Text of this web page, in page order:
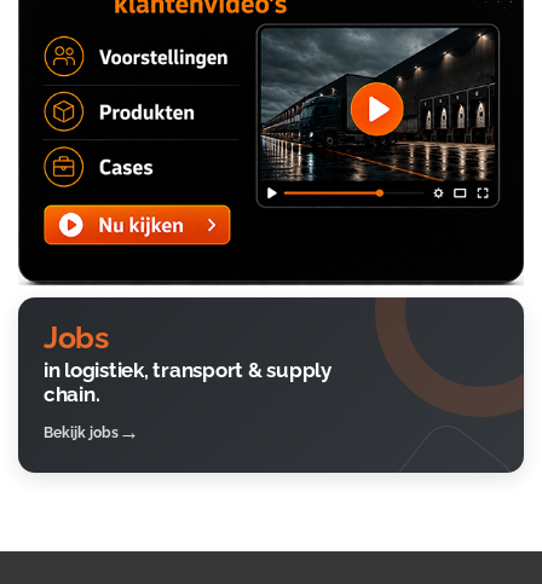
Jobs
in logistiek, transport & supply
chain.
Bekijk jobs